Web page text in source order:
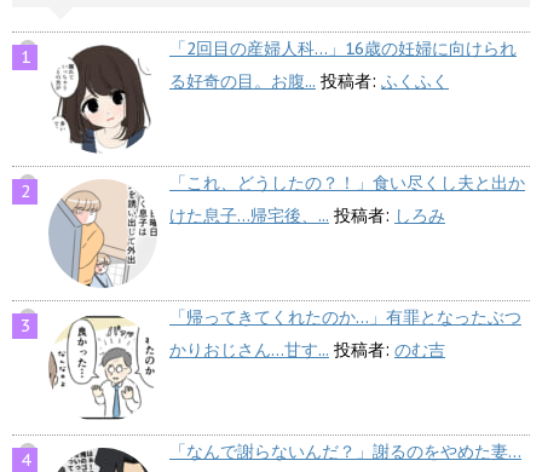
「2回目の産婦人科…」16歳の妊婦に向けられ
る好奇の目。お腹... 投稿者: ふくふく
「これ、どうしたの？！」食い尽くし夫と出か
けた息子…帰宅後、... 投稿者: しろみ
「帰ってきてくれたのか…」有罪となったぶつ
かりおじさん…甘す... 投稿者: のむ吉
「なんで謝らないんだ？」謝るのをやめた妻…